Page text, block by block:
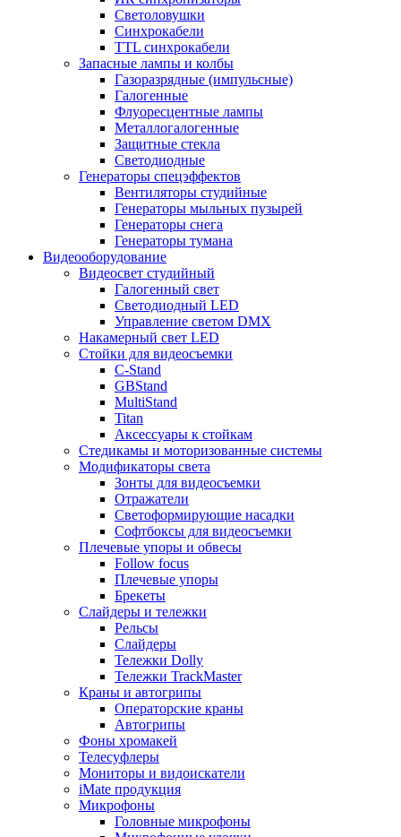
Светоловушки
Синхрокабели
TTL синхрокабели
Запасные лампы и колбы
Газоразрядные (импульсные)
Галогенные
Флуоресцентные лампы
Металлогалогенные
Защитные стекла
Светодиодные
Генераторы спецэффектов
Вентиляторы студийные
Генераторы мыльных пузырей
Генераторы снега
Генераторы тумана
Видеооборудование
Видеосвет студийный
Галогенный свет
Светодиодный LED
Управление светом DMX
Накамерный свет LED
Стойки для видеосъемки
C-Stand
GBStand
MultiStand
Titan
Аксессуары к стойкам
Стедикамы и моторизованные системы
Модификаторы света
Зонты для видеосъемки
Отражатели
Светоформирующие насадки
Софтбоксы для видеосъемки
Плечевые упоры и обвесы
Follow focus
Плечевые упоры
Брекеты
Слайдеры и тележки
Рельсы
Слайдеры
Тележки Dolly
Тележки TrackMaster
Краны и автогрипы
Операторские краны
Автогрипы
Фоны хромакей
Телесуфлеры
Мониторы и видоискатели
iMate продукция
Микрофоны
Головные микрофоны